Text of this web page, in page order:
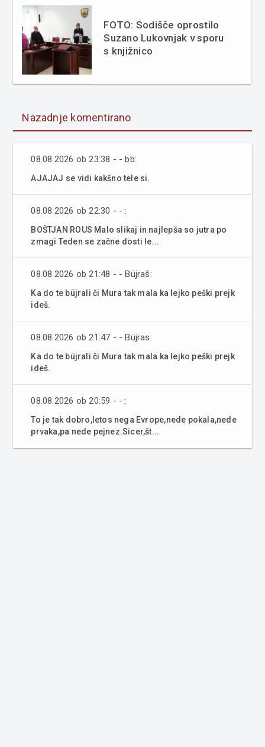
FOTO: Sodišče oprostilo
Suzano Lukovnjak v sporu
s knjižnico
Nazadnje komentirano
08.08.2026 ob 23:38 - - bb:
AJAJAJ se vidi kakšno tele si.
08.08.2026 ob 22:30 - - :
BOŠTJAN ROUS Malo slikaj in najlepša so jutra po
zmagi Teden se začne dosti le...
08.08.2026 ob 21:48 - - Büjraš:
Ka do te büjrali či Mura tak mala ka lejko peški prejk
ideš.
08.08.2026 ob 21:47 - - Büjras:
Ka do te büjrali či Mura tak mala ka lejko peški prejk
ideš.
08.08.2026 ob 20:59 - - :
To je tak dobro,letos nega Evrope,nede pokala,nede
prvaka,pa nede pejnez.Sicer,št...